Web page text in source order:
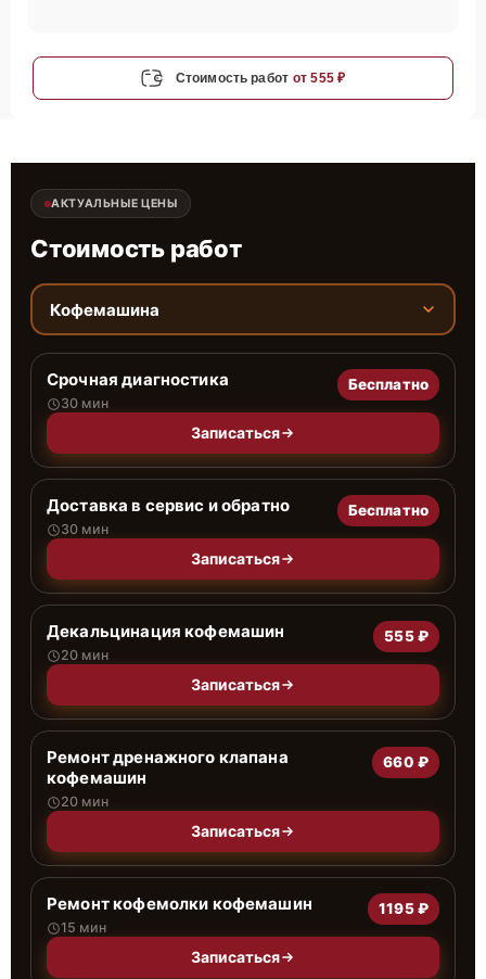
Стоимость работ от 555 ₽
АКТУАЛЬНЫЕ ЦЕНЫ
Стоимость работ
Кофемашина
Срочная диагностика
30 мин
Бесплатно
Записаться
Доставка в сервис и обратно
30 мин
Бесплатно
Записаться
Декальцинация кофемашин
20 мин
555 ₽
Записаться
Ремонт дренажного клапана
кофемашин
20 мин
660 ₽
Записаться
Ремонт кофемолки кофемашин
15 мин
1195 ₽
Записаться